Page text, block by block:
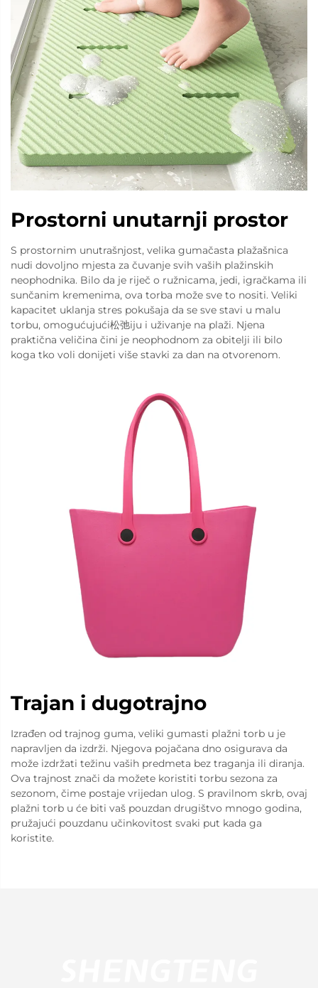
Prostorni unutarnji prostor
S prostornim unutrašnjost, velika gumačasta plažašnica
nudi dovoljno mjesta za čuvanje svih vaših plažinskih
neophodnika. Bilo da je riječ o ružnicama, jedi, igračkama ili
sunčanim kremenima, ova torba može sve to nositi. Veliki
kapacitet uklanja stres pokušaja da se sve stavi u malu
torbu, omogućujući松弛iju i uživanje na plaži. Njena
praktična veličina čini je neophodnom za obitelji ili bilo
koga tko voli donijeti više stavki za dan na otvorenom.
Trajan i dugotrajno
Izrađen od trajnog guma, veliki gumasti plažni torb u je
napravljen da izdrži. Njegova pojačana dno osigurava da
može izdržati težinu vaših predmeta bez traganja ili diranja.
Ova trajnost znači da možete koristiti torbu sezona za
sezonom, čime postaje vrijedan ulog. S pravilnom skrb, ovaj
plažni torb u će biti vaš pouzdan drugištvo mnogo godina,
pružajući pouzdanu učinkovitost svaki put kada ga
koristite.